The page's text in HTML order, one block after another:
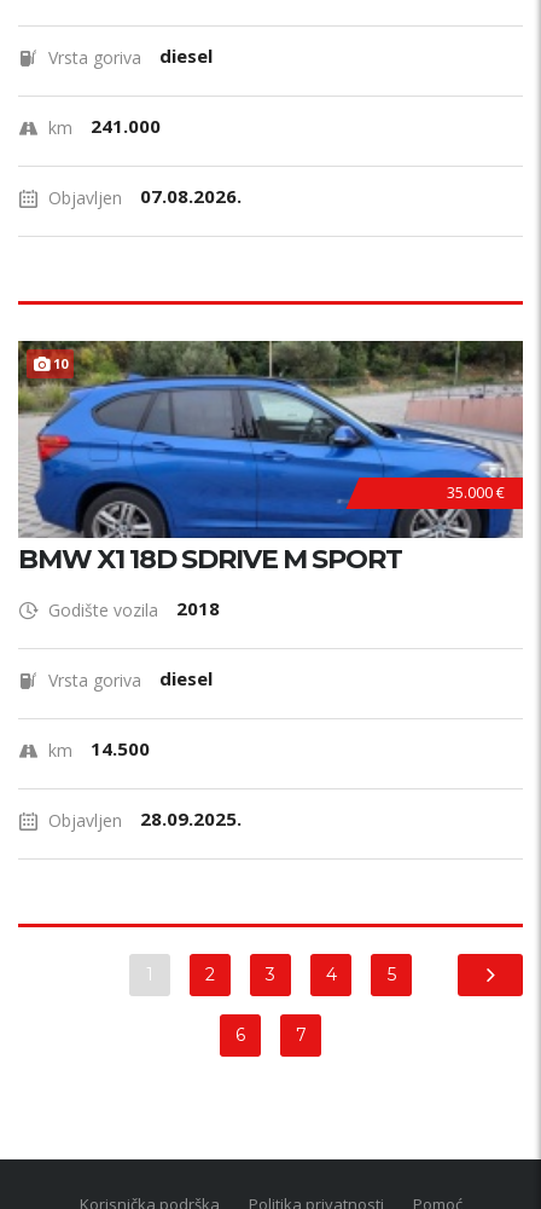
Vrsta goriva diesel
km 241.000
Objavljen 07.08.2026.
10 TOP STANJE !
35.000 €
BMW X1 18D SDRIVE M SPORT
Godište vozila 2018
Vrsta goriva diesel
km 14.500
Objavljen 28.09.2025.
1 2 3 4 5
6 7
Korisnička podrška Politika privatnosti Pomoć